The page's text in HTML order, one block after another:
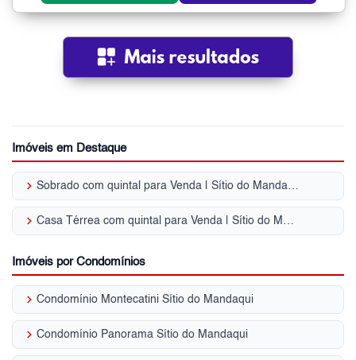
Imóveis em Destaque
keyboard_arrow_right Sobrado com quintal para Venda | Sítio do Mandaqui
keyboard_arrow_right Casa Térrea com quintal para Venda | Sítio do Mandaqui
Imóveis por Condomínios
keyboard_arrow_right Condomínio Montecatini Sítio do Mandaqui
keyboard_arrow_right Condomínio Panorama Sítio do Mandaqui